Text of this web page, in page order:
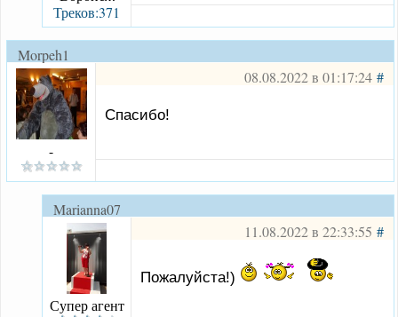
Треков:371
Morpeh1
08.08.2022 в 01:17:24#
-
Спасибо!
Marianna07
11.08.2022 в 22:33:55#
Супер агент
Пожалуйста!)